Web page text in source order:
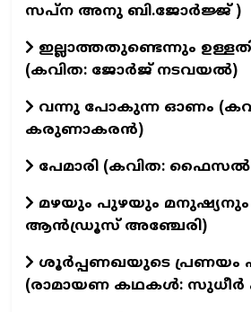
സപ്ന അനു ബി.ജോർജ്ജ് )
ഇല്ലാത്തതുണ്ടെന്നും
(കവിത: ജോർജ് നടവയൽ)
വന്നു പോകുന്ന ഓണം
കരുണാകരൻ)
പേമാരി (കവിത: ഫൈസല്‍
മഴയും പുഴയും മനുഷ്യനും
ആൻഡ്രൂസ് അഞ്ചേരി)
ശൂർപ്പണഖയുടെ പ്രണയം
(രാമായണ കഥകൾ: സുധീർ